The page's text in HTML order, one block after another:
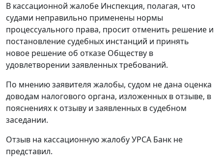
В кассационной жалобе Инспекция, полагая, что
судами неправильно применены нормы
процессуального права, просит отменить решение и
постановление судебных инстанций и принять
новое решение об отказе Обществу в
удовлетворении заявленных требований.
По мнению заявителя жалобы, судом не дана оценка
доводам налогового органа, изложенных в отзыве, в
пояснениях к отзыву и заявленных в судебном
заседании.
Отзыв на кассационную жалобу УРСА Банк не
представил.